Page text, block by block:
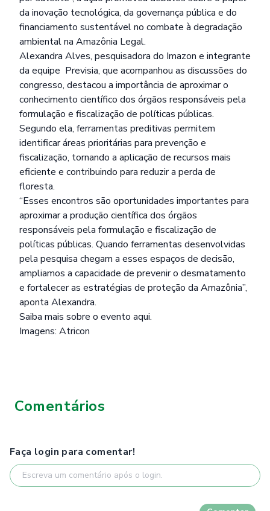
da inovação tecnológica, da governança pública e do
financiamento sustentável no combate à degradação
ambiental na Amazônia Legal.
Alexandra Alves, pesquisadora do Imazon e integrante
da equipe Previsia, que acompanhou as discussões do
congresso, destacou a importância de aproximar o
conhecimento científico dos órgãos responsáveis pela
formulação e fiscalização de políticas públicas.
Segundo ela, ferramentas preditivas permitem
identificar áreas prioritárias para prevenção e
fiscalização, tornando a aplicação de recursos mais
eficiente e contribuindo para reduzir a perda de
floresta.
“Esses encontros são oportunidades importantes para
aproximar a produção científica dos órgãos
responsáveis pela formulação e fiscalização de
políticas públicas. Quando ferramentas desenvolvidas
pela pesquisa chegam a esses espaços de decisão,
ampliamos a capacidade de prevenir o desmatamento
e fortalecer as estratégias de proteção da Amazônia”,
aponta Alexandra.
Saiba mais sobre o evento aqui.
Imagens: Atricon
Comentários
Faça login para comentar!